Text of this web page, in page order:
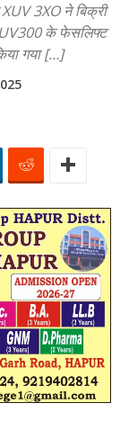
3XO ने बिक्री
के फेसलिफ्ट
गया […]